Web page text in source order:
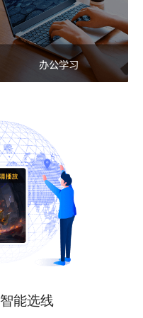
办公学习
能选线